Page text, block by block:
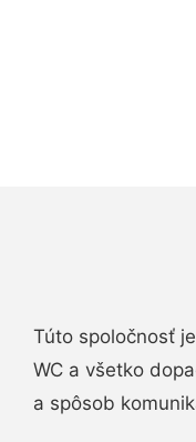
Túto spoločnosť
WC a všetko
a spôsob